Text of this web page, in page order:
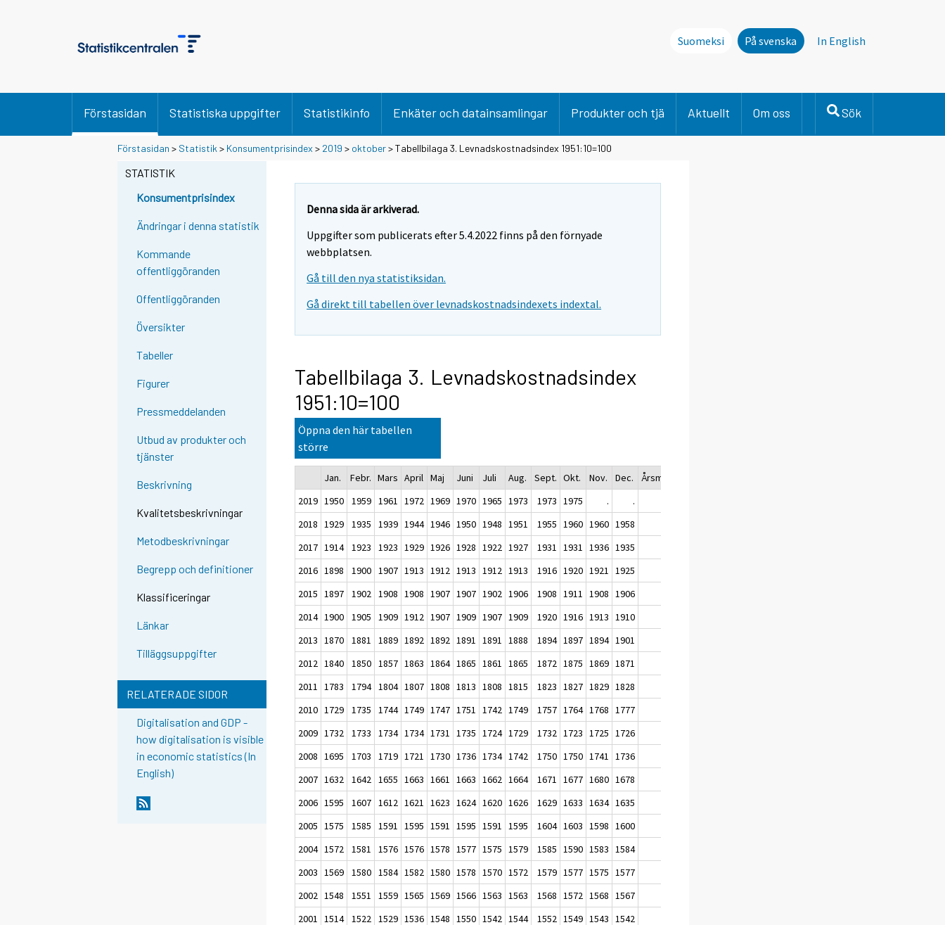
Suomeksi På svenska In English
Förstasidan Statistiska uppgifter Statistikinfo Enkäter och datainsamlingar Produkter och tjä Aktuellt Om oss Sök
Förstasidan > Statistik > Konsumentprisindex > 2019 > oktober> Tabellbilaga 3. Levnadskostnadsindex 1951:10=100
STATISTIK
Konsumentprisindex
Ändringar i denna statistik
Kommande
offentliggöranden
Offentliggöranden
Översikter
Tabeller
Figurer
Pressmeddelanden
Utbud av produkter och
tjänster
Beskrivning
Kvalitetsbeskrivningar
Metodbeskrivningar
Begrepp och definitioner
Klassificeringar
Länkar
Tilläggsuppgifter
RELATERADE SIDOR
Digitalisation and GDP -
how digitalisation is visible
in economic statistics (In
English)
Denna sida är arkiverad.
Uppgifter som publicerats efter 5.4.2022 finns på den förnyade
webbplatsen.
Gå till den nya statistiksidan.
Gå direkt till tabellen över levnadskostnadsindexets indextal.
Tabellbilaga 3. Levnadskostnadsindex
1951:10=100
Öppna den här tabellen
större
Jan. Febr. Mars April Maj Juni Juli Aug. Sept. Okt. Nov. Dec.
Årsmedel.
2019 1950 1959 1961 1972 1969 1970 1965 1973 1973 1975 . .
2018 1929 1935 1939 1944 1946 1950 1948 1951 1955 1960 1960 1958
2017 1914 1923 1923 1929 1926 1928 1922 1927 1931 1931 1936 1935
2016 1898 1900 1907 1913 1912 1913 1912 1913 1916 1920 1921 1925
2015 1897 1902 1908 1908 1907 1907 1902 1906 1908 1911 1908 1906
2014 1900 1905 1909 1912 1907 1909 1907 1909 1920 1916 1913 1910
2013 1870 1881 1889 1892 1892 1891 1891 1888 1894 1897 1894 1901
2012 1840 1850 1857 1863 1864 1865 1861 1865 1872 1875 1869 1871
2011 1783 1794 1804 1807 1808 1813 1808 1815 1823 1827 1829 1828
2010 1729 1735 1744 1749 1747 1751 1742 1749 1757 1764 1768 1777
2009 1732 1733 1734 1734 1731 1735 1724 1729 1732 1723 1725 1726
2008 1695 1703 1719 1721 1730 1736 1734 1742 1750 1750 1741 1736
2007 1632 1642 1655 1663 1661 1663 1662 1664 1671 1677 1680 1678
2006 1595 1607 1612 1621 1623 1624 1620 1626 1629 1633 1634 1635
2005 1575 1585 1591 1595 1591 1595 1591 1595 1604 1603 1598 1600
2004 1572 1581 1576 1576 1578 1577 1575 1579 1585 1590 1583 1584
2003 1569 1580 1584 1582 1580 1578 1570 1572 1579 1577 1575 1577
2002 1548 1551 1559 1565 1569 1566 1563 1563 1568 1572 1568 1567
2001 1514 1522 1529 1536 1548 1550 1542 1544 1552 1549 1543 1542